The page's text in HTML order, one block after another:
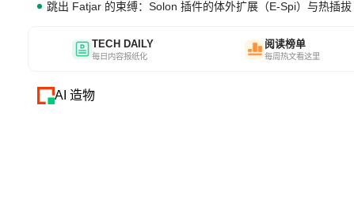
跳出 Fatjar 的束缚：Solon 插件的体外扩展（E-Spi）与热插拔
TECH DAILY
每日内容报纸化
阅读榜单
每周热文看这里
AI 造物